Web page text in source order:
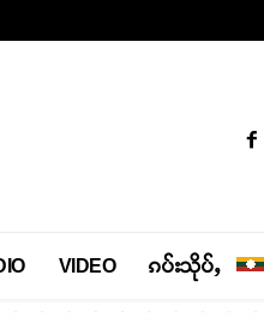
VIDEO ၵပ်းသိုပ်ႇ